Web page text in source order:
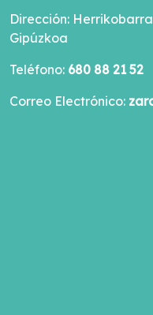
Dirección:
Gipúzkoa
Teléfono: 680 88 21 52
Correo Electrónico: